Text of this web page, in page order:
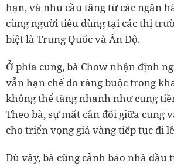
hạn, và nhu cầu tăng từ các ngân
cùng người tiêu dùng tại các thị
biệt là Trung Quốc và Ấn Độ.
Ở phía cung, bà Chow nhận định
vẫn hạn chế do ràng buộc trong
không thể tăng nhanh như cung
Theo bà, sự mất cân đối giữa cung
cho triển vọng giá vàng tiếp tục đi
Dù vậy, bà cũng cảnh báo nhà đầu